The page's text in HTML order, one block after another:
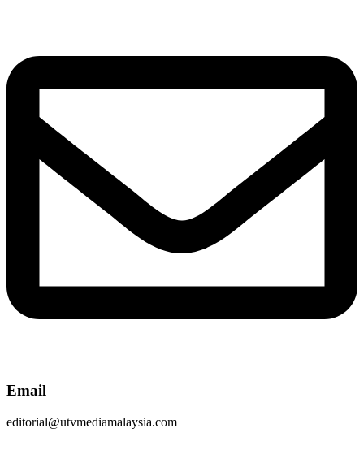
Email
editorial@utvmediamalaysia.com